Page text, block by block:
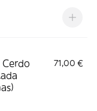
71,00 €